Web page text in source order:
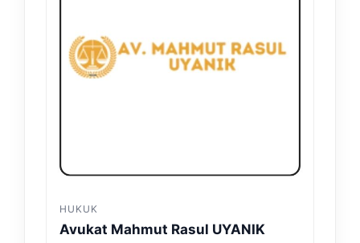
HUKUK
Avukat Mahmut Rasul UYANIK